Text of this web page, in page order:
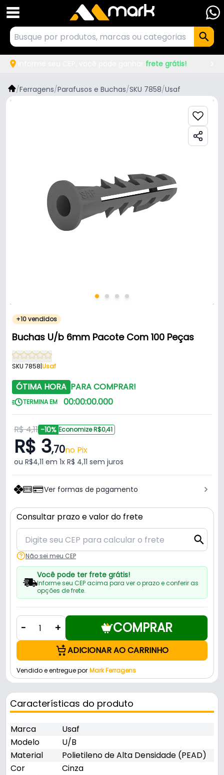
frete grátis!
/Ferragens/Parafusos e Buchas/SKU 7858/Usaf
+10 vendidos
Buchas U/b 6mm Pacote Com 100 Peças
SKU 7858|Usaf
ÓTIMA HORA PARA COMPRAR!
TERMINA EM 00:00:00.000
R$ 4,11 -10% Economize R$0,41
R$ 3,70no Pix
ou R$4,11 em 1x R$ 4,11 sem juros
Ver formas de pagamento
Consultar prazo e valor do frete
Não sei meu CEP
Você pode ter frete grátis!
Informe seu CEP acima para ver o prazo e conferir as
opções de frete.
- + COMPRAR
ADICIONAR AO CARRINHO
Vendido e entregue por Mark Ferragens
Características do produto
Marca
Usaf
Modelo
U/B
Material
Polietileno de Alta Densidade (PEAD)
Cor
Cinza